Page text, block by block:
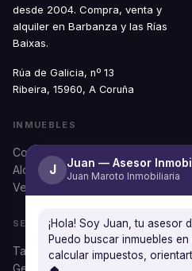
desde 2004. Compra, venta y
alquiler en Barbanza y las Rías
Baixas.
Rúa de Galicia, nº 13
Ribeira, 15960, A Coruña
INMUEBLES
Comprar
Alquilar
Ver todos
SERVICIOS
Tasación gratuita
Gestión documental
J Juan — Asesor
Juan Maroto Inmobiliaria
¡Hola! Soy Juan, tu asesor
Puedo buscar inmuebles en
calcular impuestos,